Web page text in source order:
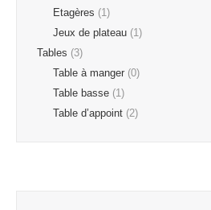
Etagères (1)
Jeux de plateau (1)
Tables (3)
Table à manger (0)
Table basse (1)
Table d’appoint (2)